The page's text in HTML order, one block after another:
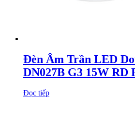
Đèn Âm Trần LED
DN027B G3 15W RD
Đọc tiếp